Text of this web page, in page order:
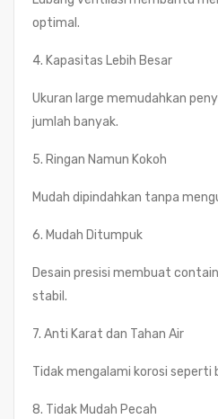
optimal.
4. Kapasitas Lebih Besar
Ukuran large memudahkan
jumlah banyak.
5. Ringan Namun Kokoh
Mudah dipindahkan tanpa
6. Mudah Ditumpuk
Desain presisi membuat
stabil.
7. Anti Karat dan Tahan Air
Tidak mengalami korosi seperti
8. Tidak Mudah Pecah